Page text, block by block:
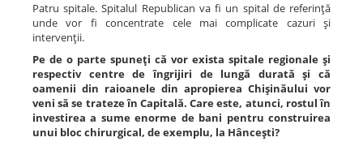
Patru spitale. Spitalul Republican va fi un spital de referinţă
unde vor fi concentrate cele mai complicate cazuri şi
intervenţii.
Pe de o parte spuneţi că vor exista spitale regionale şi
respectiv centre de îngrijiri de lungă durată şi că
oamenii din raioanele din apropierea Chişinăului vor
veni să se trateze în Capitală. Care este, atunci, rostul în
investirea a sume enorme de bani pentru construirea
unui bloc chirurgical, de exemplu, la Hânceşti?